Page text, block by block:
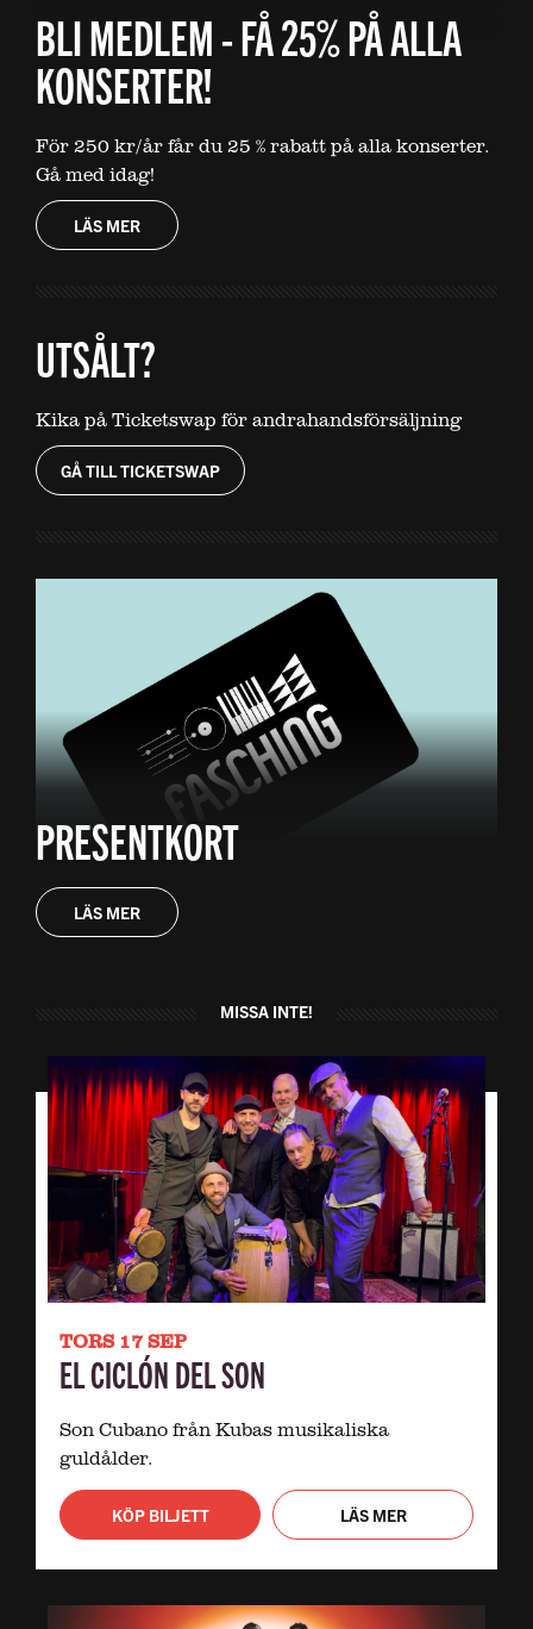
BLI MEDLEM - FÅ 25% PÅ ALLA
KONSERTER!
För 250 kr/år får du 25 % rabatt på alla konserter.
Gå med idag!
LÄS MER
UTSÅLT?
Kika på Ticketswap för andrahandsförsäljning
GÅ TILL TICKETSWAP
PRESENTKORT
LÄS MER
MISSA INTE!
TORS 17 SEP
EL CICLÓN DEL SON
Son Cubano från Kubas musikaliska
guldålder.
KÖP BILJETT LÄS MER